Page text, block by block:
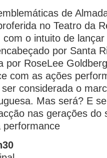
de
no Teatro da
com o intuito de
por Santa
por RoseLee
com as ações
considerada o
Mas será? E
nas gerações do
performance